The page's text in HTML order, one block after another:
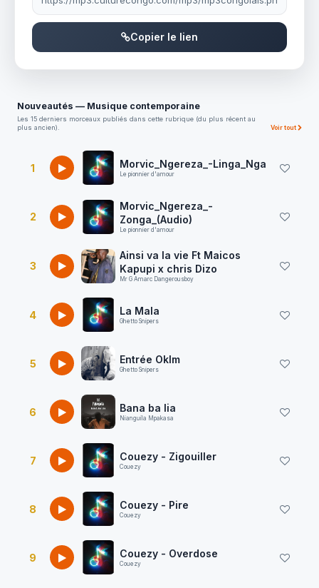
Copier le lien
Nouveautés — Musique contemporaine
Les 15 derniers morceaux publiés dans cette rubrique (du plus récent au
plus ancien).
Voir tout
1 Morvic_Ngereza_-Linga_Nga
Le pionnier d'amour
2
Morvic_Ngereza_-
Zonga_(Audio)
Le pionnier d'amour
3
Ainsi va la vie Ft Maicos
Kapupi x chris Dizo
Mr G Amarc Dangerousboy
4 La Mala
Ghetto Snipers
5 Entrée Oklm
Ghetto Snipers
6 Bana ba lia
Nianguila Mpakasa
7 Couezy - Zigouiller
Couezy
8 Couezy - Pire
Couezy
9 Couezy - Overdose
Couezy